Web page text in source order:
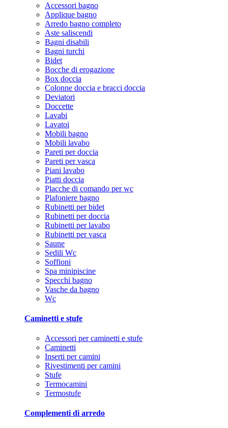
Accessori bagno
Applique bagno
Arredo bagno completo
Aste saliscendi
Bagni disabili
Bagni turchi
Bidet
Bocche di erogazione
Box doccia
Colonne doccia e bracci doccia
Deviatori
Doccette
Lavabi
Lavatoi
Mobili bagno
Mobili lavabo
Pareti per doccia
Pareti per vasca
Piani lavabo
Piatti doccia
Placche di comando per wc
Plafoniere bagno
Rubinetti per bidet
Rubinetti per doccia
Rubinetti per lavabo
Rubinetti per vasca
Saune
Sedili Wc
Soffioni
Spa minipiscine
Specchi bagno
Vasche da bagno
Wc
Caminetti e stufe
Accessori per caminetti e stufe
Caminetti
Inserti per camini
Rivestimenti per camini
Stufe
Termocamini
Termostufe
Complementi di arredo